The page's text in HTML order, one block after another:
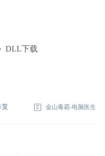
DLL下载
修复
金山毒霸-电脑医生